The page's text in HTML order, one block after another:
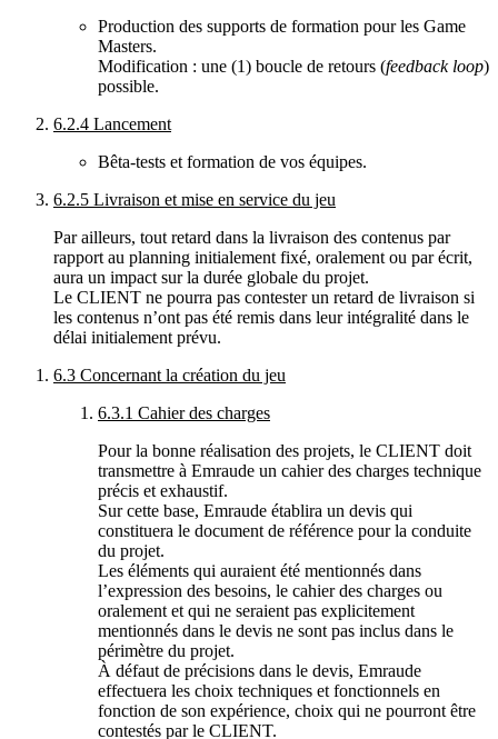
Production des supports de formation pour les Game
Masters.
Modification : une (1) boucle de retours (feedback loop)
possible.
6.2.4 Lancement
Bêta-tests et formation de vos équipes.
6.2.5 Livraison et mise en service du jeu
Par ailleurs, tout retard dans la livraison des contenus par
rapport au planning initialement fixé, oralement ou par écrit,
aura un impact sur la durée globale du projet.
Le CLIENT ne pourra pas contester un retard de livraison si
les contenus n’ont pas été remis dans leur intégralité dans le
délai initialement prévu.
6.3 Concernant la création du jeu
6.3.1 Cahier des charges
Pour la bonne réalisation des projets, le CLIENT doit
transmettre à Emraude un cahier des charges technique
précis et exhaustif.
Sur cette base, Emraude établira un devis qui
constituera le document de référence pour la conduite
du projet.
Les éléments qui auraient été mentionnés dans
l’expression des besoins, le cahier des charges ou
oralement et qui ne seraient pas explicitement
mentionnés dans le devis ne sont pas inclus dans le
périmètre du projet.
À défaut de précisions dans le devis, Emraude
effectuera les choix techniques et fonctionnels en
fonction de son expérience, choix qui ne pourront être
contestés par le CLIENT.